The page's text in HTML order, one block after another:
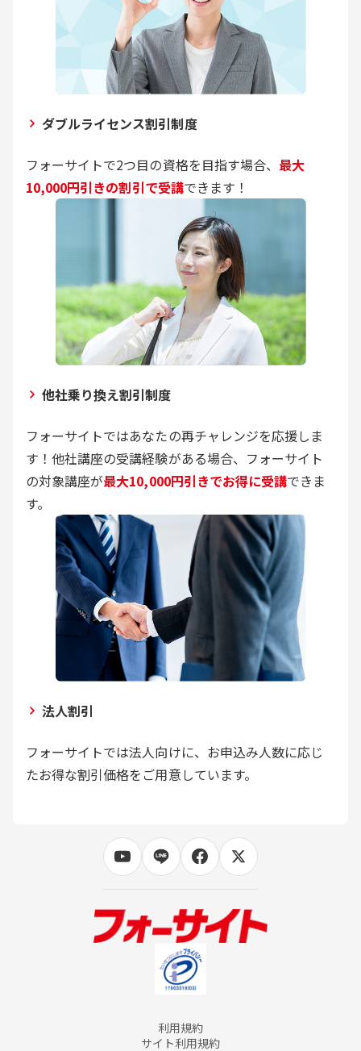
ダブルライセンス割引制度
フォーサイトで2つ目の資格を目指す場合、 最大
10,000円引きの割引で受講できます！
他社乗り換え割引制度
フォーサイトではあなたの再チャレンジを応援しま
す！他社講座の受講経験がある場合、フォーサイト
の対象講座が最大10,000円引きでお得に受講できま
す。
法人割引
フォーサイトでは法人向けに、お申込み人数に応じ
たお得な割引価格をご用意しています。
利用規約
サイト利用規約